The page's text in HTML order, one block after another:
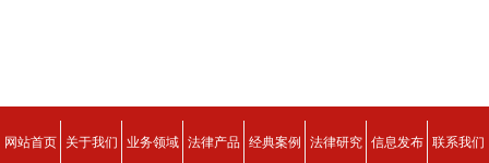
网站首页 关于我们 业务领域 法律产品 经典案例 法律研究 信息发布 联系我们